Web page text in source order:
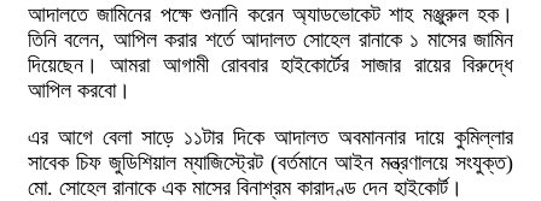
আদালতে জামিনের পক্ষে শুনানি করেন অ্যাডভোকেট শাহ মঞ্জুরুল হক।
তিনি বলেন, আপিল করার শর্তে আদালত সোহেল রানাকে ১ মাসের জামিন
দিয়েছেন। আমরা আগামী রোববার হাইকোর্টের সাজার রায়ের বিরুদ্ধে
আপিল করবো।
এর আগে বেলা সাড়ে ১১টার দিকে আদালত অবমাননার দায়ে কুমিল্লার
সাবেক চিফ জুডিশিয়াল ম্যাজিস্ট্রেট (বর্তমানে আইন মন্ত্রণালয়ে সংযুক্ত)
মো. সোহেল রানাকে এক মাসের বিনাশ্রম কারাদণ্ড দেন হাইকোর্ট।